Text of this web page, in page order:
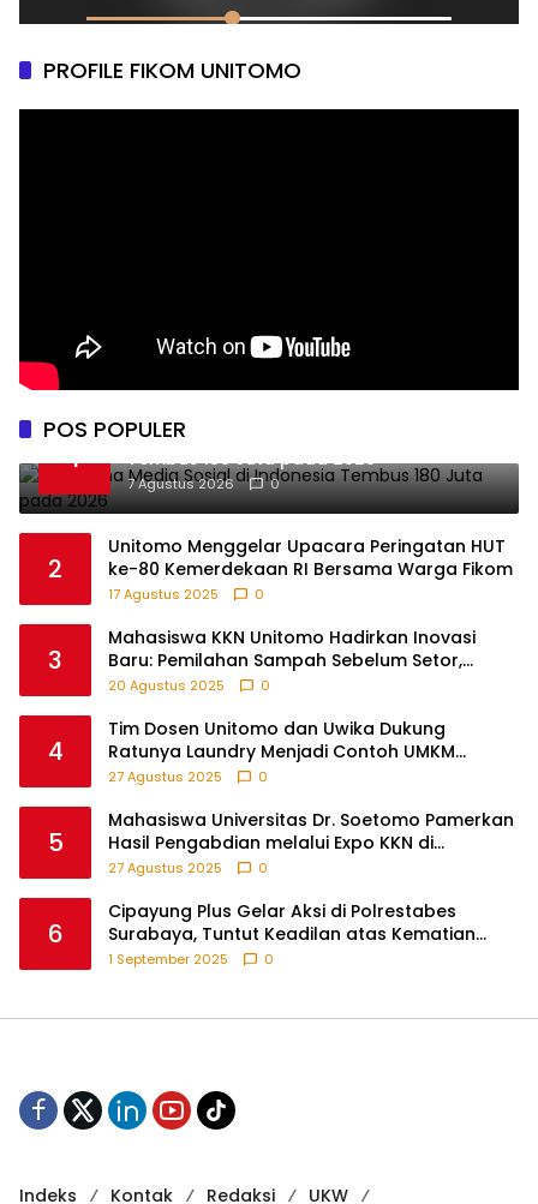
PROFILE FIKOM UNITOMO
POS POPULER
1
Pengguna Media Sosial di Indonesia
Tembus 180 Juta pada 2026
7 Agustus 2026 0
2
Unitomo Menggelar Upacara Peringatan HUT
ke-80 Kemerdekaan RI Bersama Warga Fikom
17 Agustus 2025 0
3
Mahasiswa KKN Unitomo Hadirkan Inovasi
Baru: Pemilahan Sampah Sebelum Setor,
Anak-anak Turut Partisipasi Lewat Game
20 Agustus 2025 0
4
Tim Dosen Unitomo dan Uwika Dukung
Ratunya Laundry Menjadi Contoh UMKM
Berbasis Teknologi
27 Agustus 2025 0
5
Mahasiswa Universitas Dr. Soetomo Pamerkan
Hasil Pengabdian melalui Expo KKN di
Krejengan, Probolinggo
27 Agustus 2025 0
6
Cipayung Plus Gelar Aksi di Polrestabes
Surabaya, Tuntut Keadilan atas Kematian
Pengemudi Ojek Online dan Tindakan Represif
1 September 2025 0
Indeks Kontak Redaksi UKW